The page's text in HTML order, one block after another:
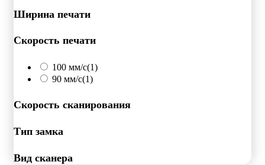
Ширина печати
Скорость печати
100 мм/с(1)
90 мм/с(1)
Скорость сканирования
Тип замка
Вид сканера